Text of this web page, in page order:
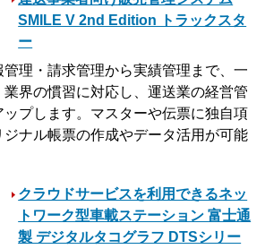
SMILE V 2nd Edition トラックスタ
ー
理・請求管理から実績管理まで、一
界の慣習に対応し、運送業の経営管
プします。マスターや伝票に独自項
ジナル帳票の作成やデータ活用が可能
クラウドサービスを利用できるネッ
トワーク型車載ステーション 富士通
製 デジタルタコグラフ DTSシリー